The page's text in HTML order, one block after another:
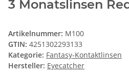
3 Monatslinsen
Artikelnummer: M100
GTIN: 4251302293133
Kategorie: Fantasy-Kontaktlinsen
Hersteller: Eyecatcher